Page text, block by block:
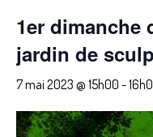
1er dimanche
jardin de
7 mai 2023 @ 15h00 -